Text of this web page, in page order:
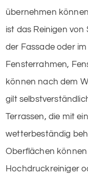
übernehmen
ist das Reinigen
der Fassade oder
Fensterrahmen,
können nach dem
gilt
Terrassen, die mit
wetterbeständig
Oberflächen
Hochdruckreiniger